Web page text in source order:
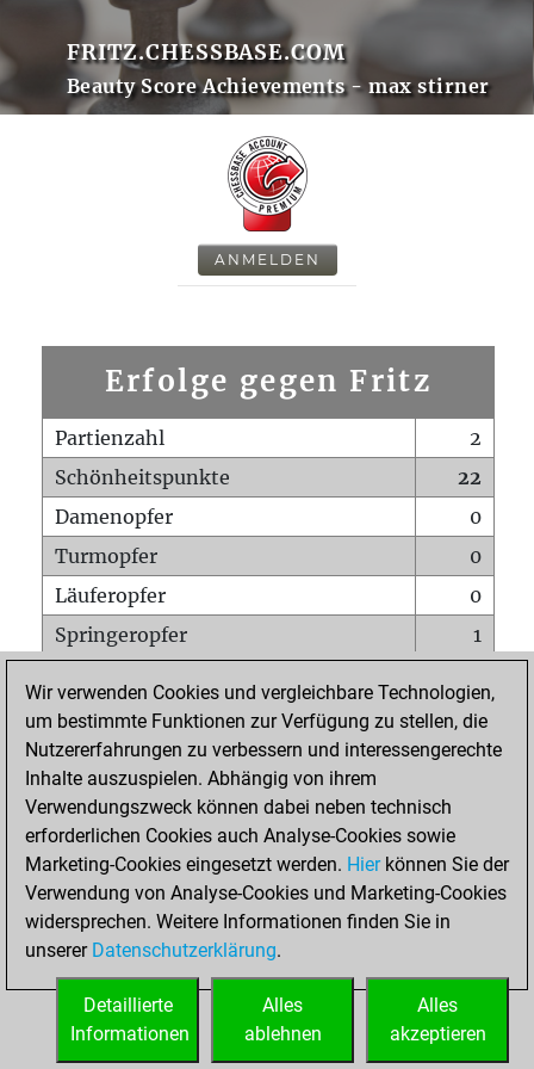
FRITZ.CHESSBASE.COM
Beauty Score Achievements - max stirner
ANMELDEN
Erfolge gegen Fritz
Partienzahl
2
Schönheitspunkte
22
Damenopfer
0
Turmopfer
0
Läuferopfer
0
Springeropfer
1
Matt auf vollem Brett
0
Bauer setzt Matt
0
Erstickte Matts
Unterverwandlungen
Türme auf der siebten
0
STARTSEITE
Wir verwenden Cookies und vergleichbare Technologien,
um bestimmte Funktionen zur Verfügung zu stellen, die
Nutzererfahrungen zu verbessern und interessengerechte
Inhalte auszuspielen. Abhängig von ihrem
Verwendungszweck können dabei neben technisch
erforderlichen Cookies auch Analyse-Cookies sowie
Marketing-Cookies eingesetzt werden. Hierkönnen Sie der
Verwendung von Analyse-Cookies und Marketing-Cookies
widersprechen. Weitere Informationen finden Sie in
unserer Datenschutzerklärung.
Alles
akzeptieren
Alles
ablehnen
Detaillierte
Informationen